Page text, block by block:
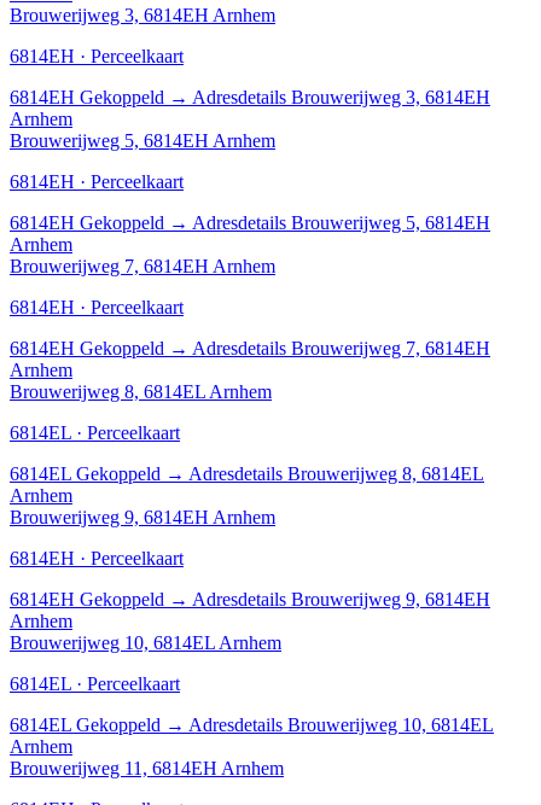
Brouwerijweg 3, 6814EH Arnhem
6814EH · Perceelkaart
6814EH Gekoppeld → Adresdetails Brouwerijweg 3, 6814EH
Arnhem
Brouwerijweg 5, 6814EH Arnhem
6814EH · Perceelkaart
6814EH Gekoppeld → Adresdetails Brouwerijweg 5, 6814EH
Arnhem
Brouwerijweg 7, 6814EH Arnhem
6814EH · Perceelkaart
6814EH Gekoppeld → Adresdetails Brouwerijweg 7, 6814EH
Arnhem
Brouwerijweg 8, 6814EL Arnhem
6814EL · Perceelkaart
6814EL Gekoppeld → Adresdetails Brouwerijweg 8, 6814EL
Arnhem
Brouwerijweg 9, 6814EH Arnhem
6814EH · Perceelkaart
6814EH Gekoppeld → Adresdetails Brouwerijweg 9, 6814EH
Arnhem
Brouwerijweg 10, 6814EL Arnhem
6814EL · Perceelkaart
6814EL Gekoppeld → Adresdetails Brouwerijweg 10, 6814EL
Arnhem
Brouwerijweg 11, 6814EH Arnhem